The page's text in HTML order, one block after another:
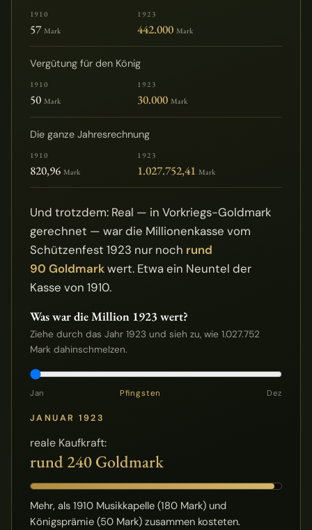
57 Mark 442.000 Mark
Vergütung für den König
50 Mark 30.000 Mark
Die ganze Jahresrechnung
820,96 Mark 1.027.752,41 Mark
Und trotzdem: Real — in Vorkriegs-Goldmark
gerechnet — war die Millionenkasse vom
Schützenfest 1923 nur noch rund
90 Goldmarkwert. Etwa ein Neuntel der
Kasse von 1910.
Was war die Million 1923 wert?
Ziehe durch das Jahr 1923 und sieh zu, wie 1.027.752
Mark dahinschmelzen.
Jan Pfingsten Dez
JANUAR 1923
reale Kaufkraft:
rund 240 Goldmark
Mehr, als 1910 Musikkapelle (180 Mark) und
Königsprämie (50 Mark) zusammen kosteten.